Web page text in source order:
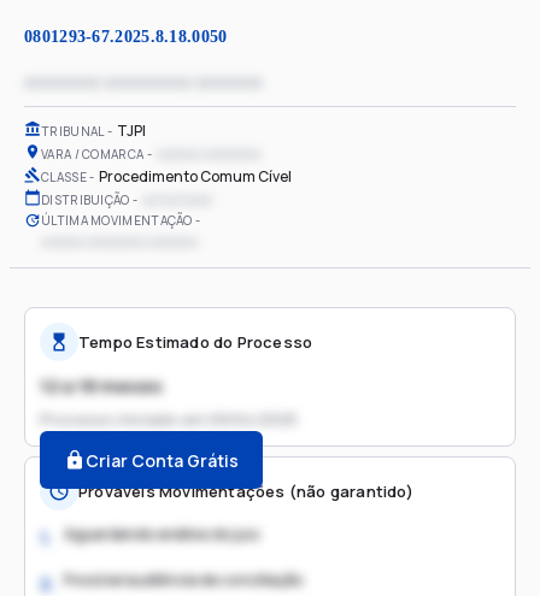
0801293-67.2025.8.18.0050
TRIBUNAL TJPI
VARA / COMARCA
CLASSE Procedimento Comum Cível
DISTRIBUIÇÃO
ÚLTIMA MOVIMENTAÇÃO
Tempo Estimado do Processo
12 a 18 meses
Processo iniciado em
Criar Conta Grátis
Prováveis Movimentações (não garantido)
1. Aguardando análise do juiz
2. Possível audiência de conciliação